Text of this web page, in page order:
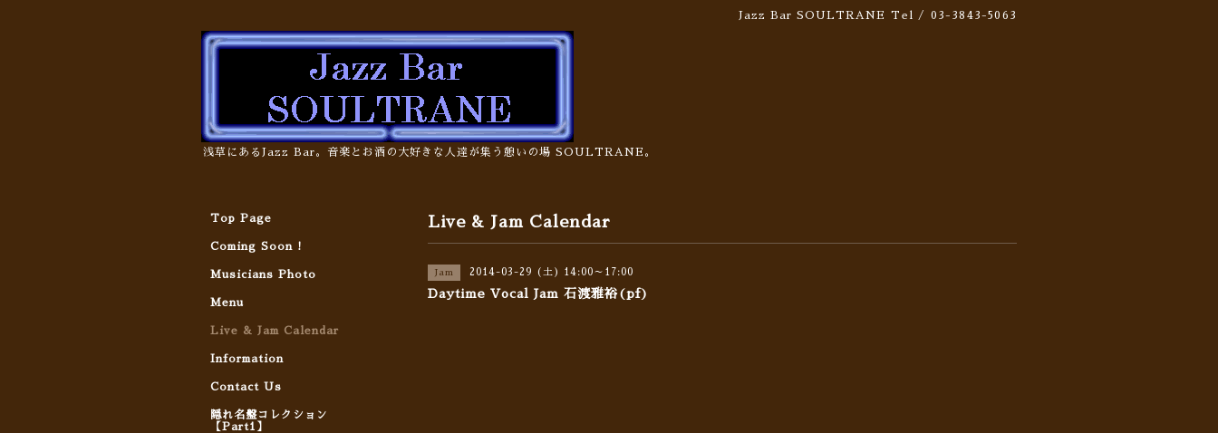
Jazz Bar SOULTRANE Tel / 03-3843-5063
浅草にあるJazz Bar。音楽とお酒の大好きな人達が集う憩いの場 SOULTRANE。
Live & Jam Calendar
Jam 2014-03-29 (土) 14:00～17:00
Daytime Vocal Jam 石渡雅裕(pf)
Top Page
Coming Soon !
Musicians Photo
Menu
Live & Jam Calendar
Information
Contact Us
隠れ名盤コレクション
【Part1】